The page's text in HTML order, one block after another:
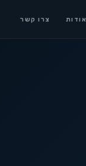
אודות צרו קשר